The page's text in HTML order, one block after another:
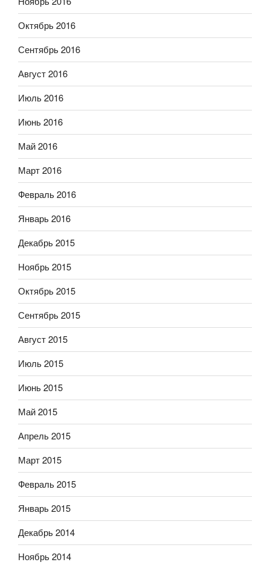
Октябрь 2016
Сентябрь 2016
Август 2016
Июль 2016
Июнь 2016
Май 2016
Март 2016
Февраль 2016
Январь 2016
Декабрь 2015
Ноябрь 2015
Октябрь 2015
Сентябрь 2015
Август 2015
Июль 2015
Июнь 2015
Май 2015
Апрель 2015
Март 2015
Февраль 2015
Январь 2015
Декабрь 2014
Ноябрь 2014